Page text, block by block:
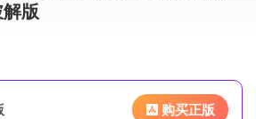
版
购买正版